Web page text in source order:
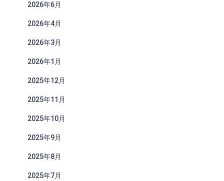
2026年6月
2026年4月
2026年3月
2026年1月
2025年12月
2025年11月
2025年10月
2025年9月
2025年8月
2025年7月